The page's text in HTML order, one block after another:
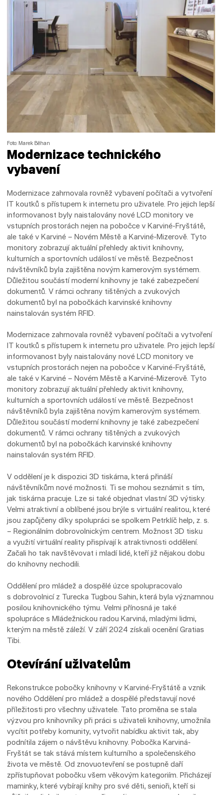
Foto: Marek Běhan
Modernizace technického
vybavení
Modernizace zahrnovala rovněž vybavení počítači a vytvoření
IT koutků s přístupem k internetu pro uživatele. Pro jejich lepší
informovanost byly naistalovány nové LCD monitory ve
vstupních prostorách nejen na pobočce v Karviné-Fryštátě,
ale také v Karviné – Novém Městě a Karviné-Mizerově. Tyto
monitory zobrazují aktuální přehledy aktivit knihovny,
kulturních a sportovních událostí ve městě. Bezpečnost
návštěvníků byla zajištěna novým kamerovým systémem.
Důležitou součástí moderní knihovny je také zabezpečení
dokumentů. V rámci ochrany tištěných a zvukových
dokumentů byl na pobočkách karvinské knihovny
nainstalován systém RFID.
Modernizace zahrnovala rovněž vybavení počítači a vytvoření
IT koutků s přístupem k internetu pro uživatele. Pro jejich lepší
informovanost byly naistalovány nové LCD monitory ve
vstupních prostorách nejen na pobočce v Karviné-Fryštátě,
ale také v Karviné – Novém Městě a Karviné-Mizerově. Tyto
monitory zobrazují aktuální přehledy aktivit knihovny,
kulturních a sportovních událostí ve městě. Bezpečnost
návštěvníků byla zajištěna novým kamerovým systémem.
Důležitou součástí moderní knihovny je také zabezpečení
dokumentů. V rámci ochrany tištěných a zvukových
dokumentů byl na pobočkách karvinské knihovny
nainstalován systém RFID.
V oddělení je k dispozici 3D tiskárna, která přináší
návštěvníkům nové možnosti. Ti se mohou seznámit s tím,
jak tiskárna pracuje. Lze si také objednat vlastní 3D výtisky.
Velmi atraktivní a oblíbené jsou brýle s virtuální realitou, které
jsou zapůjčeny díky spolupráci se spolkem Petrklíč help, z. s.
– Regionálním dobrovolnickým centrem. Možnost 3D tisku
a využití virtuální reality přispívají k atraktivnosti oddělení.
Začali ho tak navštěvovat i mladí lidé, kteří již nějakou dobu
do knihovny nechodili.
Oddělení pro mládež a dospělé úzce spolupracovalo
s dobrovolnicí z Turecka Tugbou Sahin, která byla významnou
posilou knihovnického týmu. Velmi přínosná je také
spolupráce s Mládežnickou radou Karviná, mladými lidmi,
kterým na městě záleží. V září 2024 získali ocenění Gratias
Tibi.
Otevírání uživatelům
Rekonstrukce pobočky knihovny v Karviné-Fryštátě a vznik
nového Oddělení pro mládež a dospělé představují nové
příležitosti pro všechny uživatele. Tato proměna se stala
výzvou pro knihovníky při práci s uživateli knihovny, umožnila
vycítit potřeby komunity, vytvořit nabídku aktivit tak, aby
podnítila zájem o návštěvu knihovny. Pobočka Karviná-
Fryštát se tak stává místem kulturního a společenského
života ve městě. Od znovuotevření se postupně daří
zpřístupňovat pobočku všem věkovým kategoriím. Přicházejí
maminky, které vybírají knihy pro své děti, senioři, kteří si